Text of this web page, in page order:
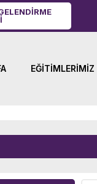
EĞITIMLERIMIZ